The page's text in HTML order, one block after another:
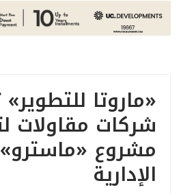
«ماروتا
شركات مقاولات
مشروع
الإدارية